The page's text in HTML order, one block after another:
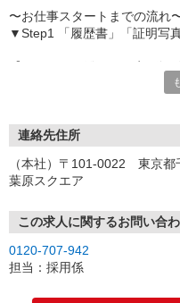
〜お仕事スタートまでの流れ
▼Step1 「履歴書」「証明写
いつでも好きな時間に登録OK
受付時間/平日9:00〜19:00
【来場登録（目安1時間30分）
▼Step2 全国にあるお仕事の
ご案内
▼Step3 就業前に職場見学で
連絡先住所
（本社）〒101-0022 東京
葉原スクエア
この求人に関するお問い合
0120-707-942
担当：採用係